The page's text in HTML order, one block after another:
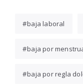
baja laboral
baja por
baja por regla